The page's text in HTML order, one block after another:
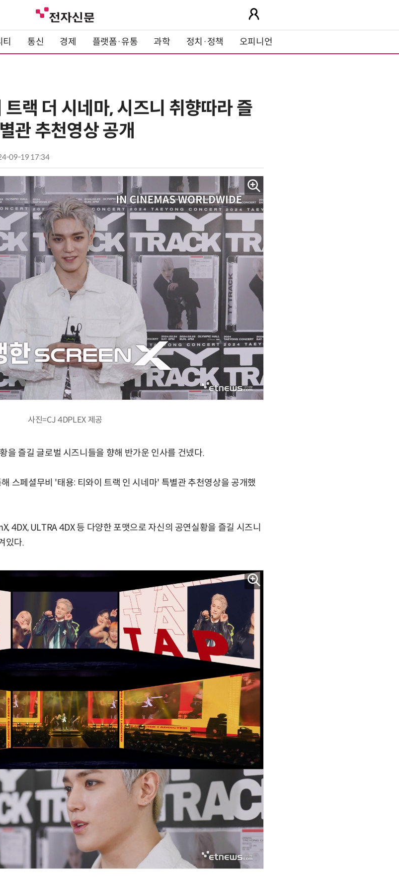
통신 경제 플랫폼·유통 과학 정치·정책 오피니언
랙 더 시네마, 시즈니 취향따라 즐
관 추천영상 공개
09-19 17:34
사진=CJ 4DPLEX 제공
을 즐길 글로벌 시즈니들을 향해 반가운 인사를 건넸다.
스페셜무비 '태용: 티와이 트랙 인 시네마' 특별관 추천영상을 공개했
4DX, ULTRA 4DX 등 다양한 포맷으로 자신의 공연실황을 즐길 시즈니
있다.